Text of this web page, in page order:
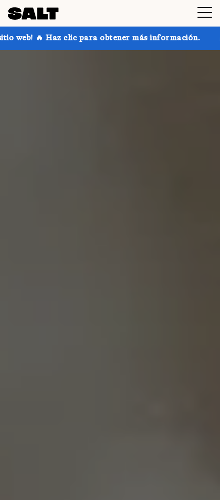
para obtener más información. ¡Consigue hasta